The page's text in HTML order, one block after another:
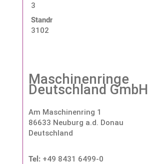
3
Standnummer:
3102
Maschinenringe
Deutschland GmbH
Am Maschinenring 1
86633 Neuburg a.d. Donau
Deutschland
Tel: +49 8431 6499-0